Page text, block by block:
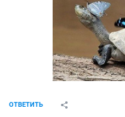
ОТВЕТИТЬ